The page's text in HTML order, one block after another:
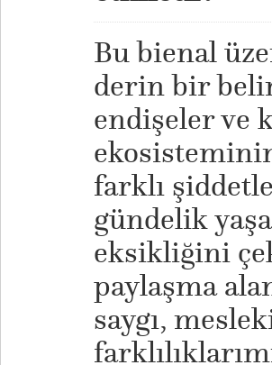
Bu bienal
derin bir
endişeler ve
farklı
gündelik
eksikliğini
paylaşma
saygı,